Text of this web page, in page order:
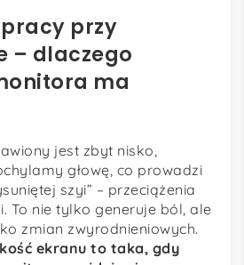
przy
– dlaczego
ma
jest zbyt nisko,
głowę, co prowadzi
szyi” – przeciążenia
To nie tylko generuje ból, ale
zmian zwyrodnieniowych.
ekranu to taka, gdy